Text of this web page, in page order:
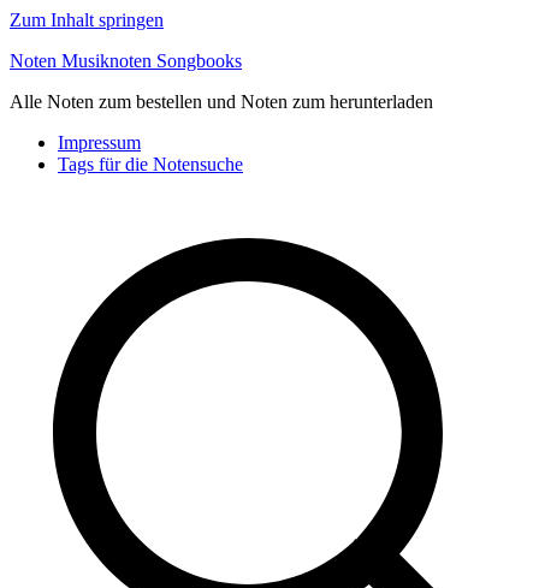
Zum Inhalt springen
Noten Musiknoten Songbooks
Alle Noten zum bestellen und Noten zum herunterladen
Impressum
Tags für die Notensuche